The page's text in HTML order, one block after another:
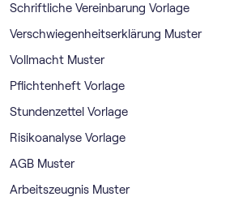
Schriftliche Vereinbarung Vorlage
Verschwiegenheitserklärung Muster
Vollmacht Muster
Pflichtenheft Vorlage
Stundenzettel Vorlage
Risikoanalyse Vorlage
AGB Muster
Arbeitszeugnis Muster